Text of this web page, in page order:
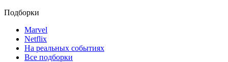
Подборки
Marvel
Netflix
На реальных событиях
Все подборки